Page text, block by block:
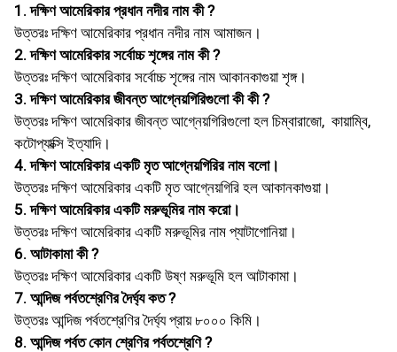
1. দক্ষিণ আমেরিকার প্রধান নদীর নাম কী ?
উত্তরঃ দক্ষিণ আমেরিকার প্রধান নদীর নাম আমাজন।
2. দক্ষিণ আমেরিকার সর্বোচ্চ শৃঙ্গের নাম কী ?
উত্তরঃ দক্ষিণ আমেরিকার সর্বোচ্চ শৃঙ্গের নাম আকানকাগুয়া শৃঙ্গ।
3. দক্ষিণ আমেরিকার জীবন্ত আগ্নেয়গিরিগুলাে কী কী ?
উত্তরঃ দক্ষিণ আমেরিকার জীবন্ত আগ্নেয়গিরিগুলাে হল চিম্বারাজো, কায়াম্বি,
কটোপ্যাক্সি ইত্যাদি।
4. দক্ষিণ আমেরিকার একটি মৃত আগ্নেয়গিরির নাম বলাে।
উত্তরঃ দক্ষিণ আমেরিকার একটি মৃত আগ্নেয়গিরি হল আকানকাগুয়া।
5. দক্ষিণ আমেরিকার একটি মরুভূমির নাম করাে।
উত্তরঃ দক্ষিণ আমেরিকার একটি মরুভূমির নাম প্যাটাগােনিয়া।
6. আটাকামা কী ?
উত্তরঃ দক্ষিণ আমেরিকার একটি উষ্ণ মরুভূমি হল আটাকামা।
7. আন্দিজ পর্বতশ্রেণির দৈর্ঘ্য কত ?
উত্তরঃ আন্দিজ পর্বতশ্রেণির দৈর্ঘ্য প্রায় ৮০০০ কিমি।
8. আন্দিজ পর্বত কোন শ্রেণির পর্বতশ্রেণি ?